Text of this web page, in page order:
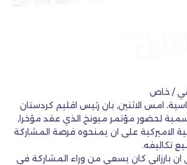
/ خاص
امس الاثنين, بان رئيس اقليم كردستان
لحضور مؤتمر ميونخ الذي عقد مؤخرا,
الاميركية على ان يمنحوه فرصة المشاركة
تكاليفه.
ان بارزاني كان يسعى من وراء المشاركة في